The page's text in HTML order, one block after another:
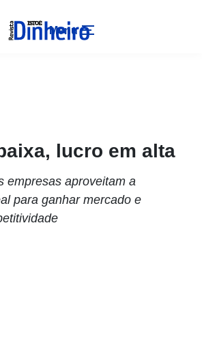
Menu
lucro em alta
empresas aproveitam a
para ganhar mercado e